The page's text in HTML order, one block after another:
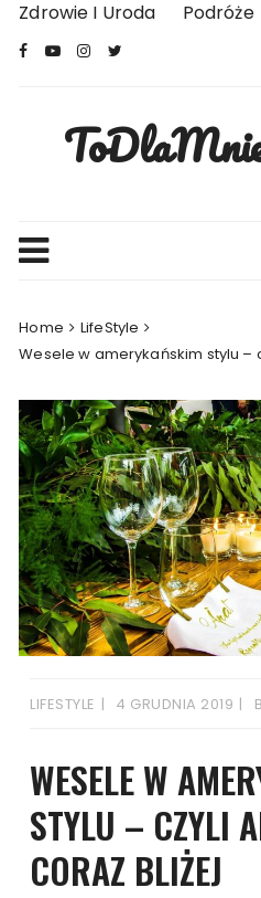
Skip
content
Zdrowie I Uroda Podróże
Home
LifeStyle
Wesele w amerykańskim stylu –
LIFESTYLE 4 GRUDNIA 2019
WESELE W
STYLU – CZYLI
CORAZ BLIŻEJ